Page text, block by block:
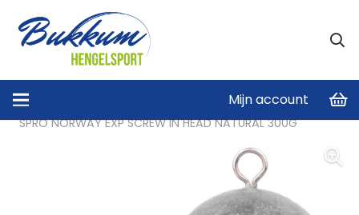
Mijn account
Home
SPRO NORWAY EXP SCREW IN HEAD NATURAL 300G